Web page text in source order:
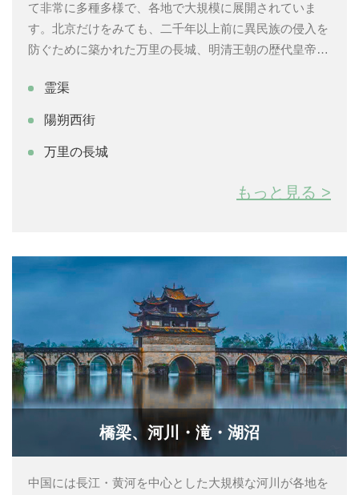
て非常に多種多様で、各地で大規模に展開されていま
す。北京だけをみても、二千年以上前に異民族の侵入を
防ぐために築かれた万里の長城、明清王朝の歴代皇帝が
クのメインスタジアムとして名高い鳥の巣スタジアムな
ど、非常に個性に富んだ建造物が多いことがわかりま
も旅の楽しみの一つといえるでしょう。
霊渠
陽朔西街
万里の長城
もっと見る >
橋梁、河川・滝・湖沼
中国には長江・黄河を中心とした大規模な河川が各地を